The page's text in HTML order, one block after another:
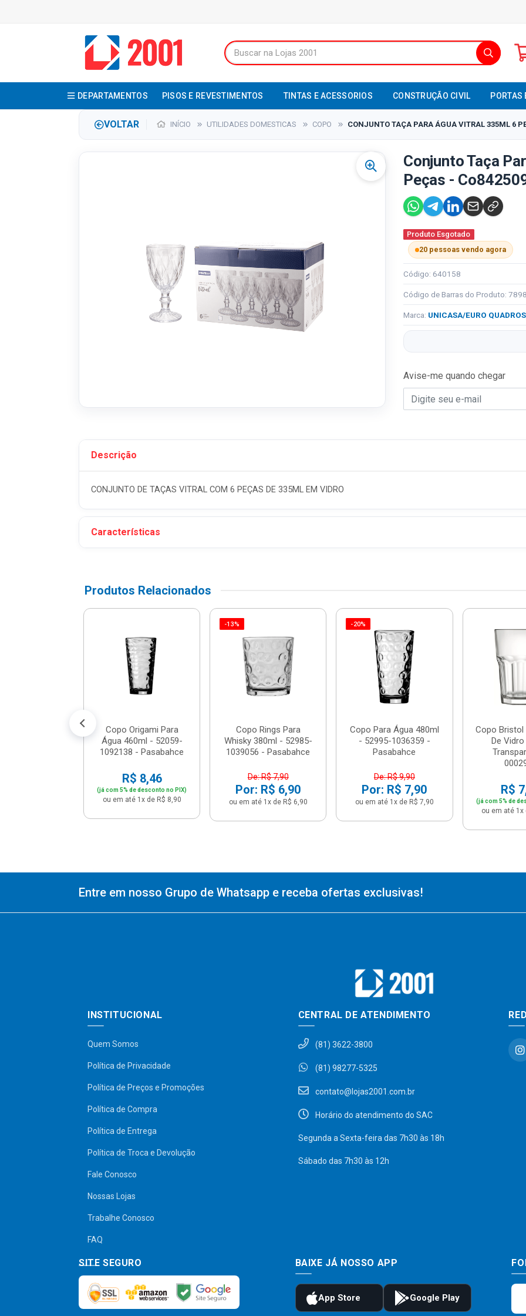
DEPARTAMENTOS PISOS E REVESTIMENTOS TINTAS E ACESSORIOS CONSTRUÇÃO CIVIL PORTAS
VOLTAR INÍCIO UTILIDADES DOMESTICAS COPO CONJUNTO TAÇA PARA ÁGUA VITRAL 335ML 6
Conjunto Taça
Peças -
Produto Esgotado
20 pessoas vendo agora
Código: 640158
Código de Barras do Produto:
Marca: UNICASA/EURO QUADROS
Avise-me quando chegar
Descrição
CONJUNTO DE TAÇAS VITRAL COM 6 PEÇAS DE 335ML EM VIDRO
Características
Produtos Relacionados
Copo Origami Para
Água 460ml - 52059-
1092138 - Pasabahce
R$ 8,46
(já com 5% de desconto no PIX)
ou em até 1x de R$ 8,90
-13%
Copo Rings Para
Whisky 380ml - 52985-
1039056 - Pasabahce
De: R$ 7,90
Por: R$ 6,90
ou em até 1x de R$ 6,90
-20%
Copo Para Água 480ml
- 52995-1036359 -
Pasabahce
De: R$ 9,90
Por: R$ 7,90
ou em até 1x de R$ 7,90
Copo Bristol
De
R$
(já com 5% de
ou em até 1x
Entre em nosso Grupo de Whatsapp e receba ofertas exclusivas!
INSTITUCIONAL
Quem Somos
Política de Privacidade
Política de Preços e Promoções
Política de Compra
Política de Entrega
Política de Troca e Devolução
Fale Conosco
Nossas Lojas
Trabalhe Conosco
FAQ
CENTRAL DE ATENDIMENTO
(81) 3622-3800
(81) 98277-5325
contato@lojas2001.com.br
Horário do atendimento do SAC
Segunda a Sexta-feira das 7h30 às 18h
Sábado das 7h30 às 12h
SITE SEGURO BAIXE JÁ NOSSO APP